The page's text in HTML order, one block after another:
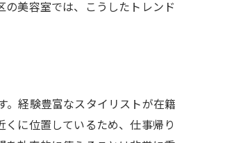
の美容室では、こうしたトレンド
。経験豊富なスタイリストが在籍
に位置しているため、仕事帰り